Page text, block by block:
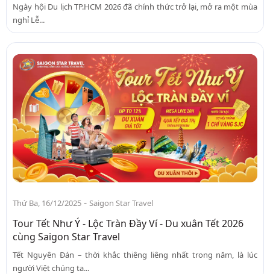
Ngày hội Du lịch TP.HCM 2026 đã chính thức trở lại, mở ra một mùa
nghỉ Lễ...
Thứ Ba, 16/12/2025 - Saigon Star Travel
Tour Tết Như Ý - Lộc Tràn Đầy Ví - Du xuân Tết 2026
cùng Saigon Star Travel
Tết Nguyên Đán – thời khắc thiêng liêng nhất trong năm, là lúc
người Việt chúng ta...